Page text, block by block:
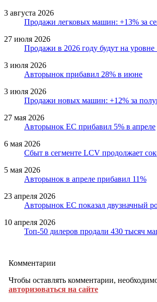
3 августа 2026
Продажи легковых машин: +13% за
27 июля 2026
Продажи в 2026 году будут на
3 июля 2026
Авторынок прибавил 28% в июне
3 июля 2026
Продажи новых машин: +12% за
27 мая 2026
Авторынок ЕС прибавил 5% в апреле
6 мая 2026
Сбыт в сегменте LCV продолжает
5 мая 2026
Авторынок в апреле прибавил 11%
23 апреля 2026
Авторынок ЕС показал двузначный
10 апреля 2026
Топ-50 дилеров продали 430 тысяч
Комментарии
Чтобы оставлять комментарии,
авторизоваться на сайте